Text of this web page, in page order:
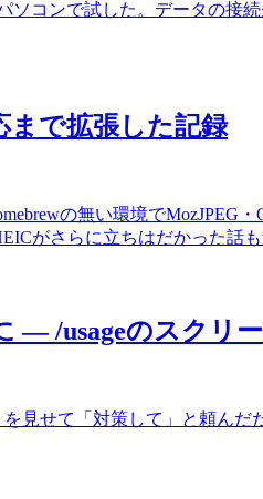
ソコンで試した。データの
まで拡張した記録
の無い環境でMozJPEG
がさらに立ちはだかった話も
— /usageのスク
を見せて「対策して」と頼ん